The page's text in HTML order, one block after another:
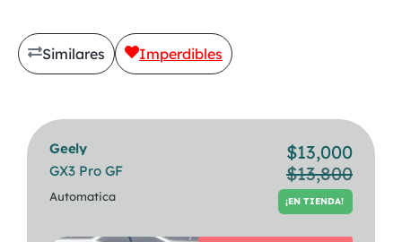
Similares Imperdibles
Geely
GX3 Pro GF
Automatica
$13,800
$13,000
¡EN TIENDA!
Bmw
320i Berlina
Automatica
$30,500
PREVIA CITA